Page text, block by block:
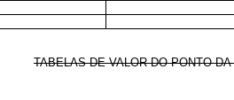
TABELAS DE VALOR DO PONTO